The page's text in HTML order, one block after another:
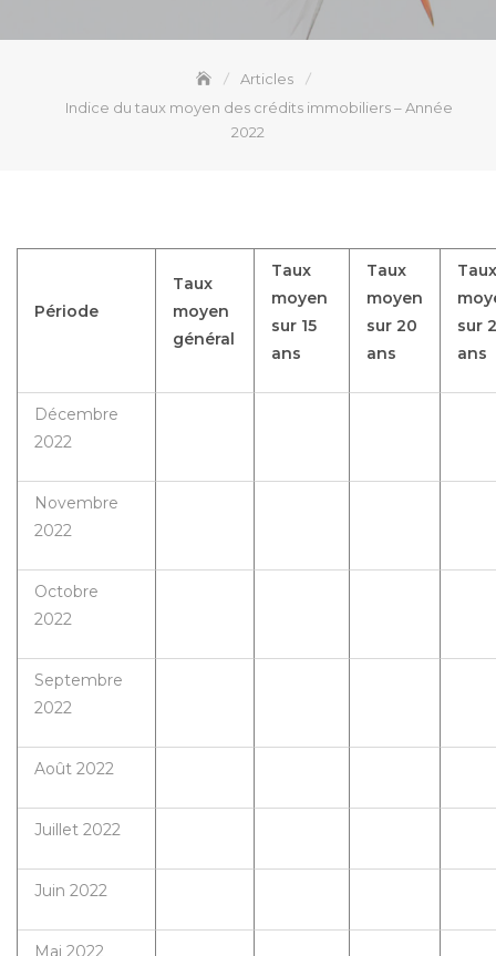
Articles
Indice du taux moyen des crédits immobiliers – Année
2022
Période
Taux
moyen
général
Taux
moyen
sur 15
ans
Taux
moyen
sur 20
ans
Taux
sur
ans
Décembre
2022
Novembre
2022
Octobre
2022
Septembre
2022
Août 2022
Juillet 2022
Juin 2022
Mai 2022